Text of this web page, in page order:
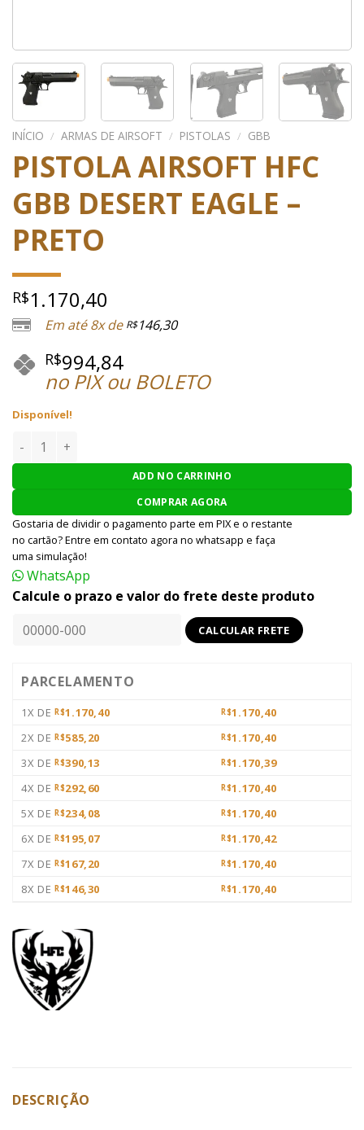
INÍCIO / ARMAS DE AIRSOFT / PISTOLAS / GBB
PISTOLA AIRSOFT HFC
GBB DESERT EAGLE –
PRETO
R$1.170,40
Em até 8x de R$146,30
R$994,84
no PIX ou BOLETO
Disponível!
PISTOLA AIRSOFT HFC GBB DESERT EAGLE - PRETO
ADD NO CARRINHO
COMPRAR AGORA
Gostaria de dividir o pagamento parte em PIX e o restante
no cartão? Entre em contato agora no whatsapp e faça
uma simulação!
WhatsApp
Calcule o prazo e valor do frete deste produto
PARCELAMENTO
1X DE R$1.170,40 R$1.170,40
2X DE R$585,20 R$1.170,40
3X DE R$390,13 R$1.170,39
4X DE R$292,60 R$1.170,40
5X DE R$234,08 R$1.170,40
6X DE R$195,07 R$1.170,42
7X DE R$167,20 R$1.170,40
8X DE R$146,30 R$1.170,40
DESCRIÇÃO